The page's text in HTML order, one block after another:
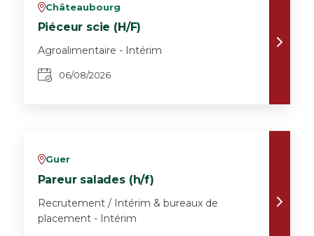
vChâteaubourg
Piéceur scie (H/F)
Agroalimentaire - Intérim
06/08/2026
vGuer
Pareur salades (h/f)
Recrutement / Intérim & bureaux de
placement - Intérim